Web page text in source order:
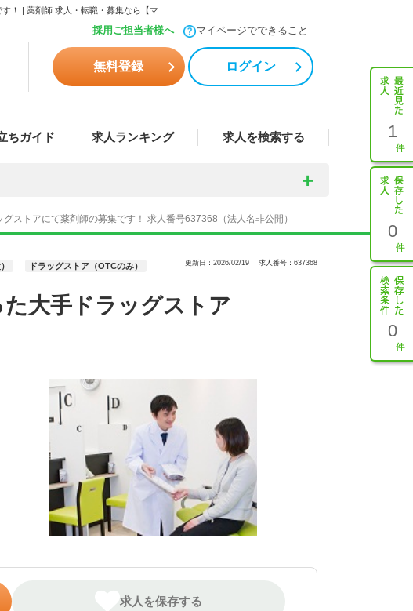
！ | 薬剤師 求人・転職・募集なら【マ
採用ご担当者様へ マイページでできること
無料登録 ログイン
ちガイド 求人ランキング 求人を検索する 1
0
0
ストアにて薬剤師の募集です！ 求人番号637368（法人名非公開）
ドラッグストア（OTCのみ） 更新日：2026/02/19 求人番号：637368
大手ドラッグストア
求人を保存する